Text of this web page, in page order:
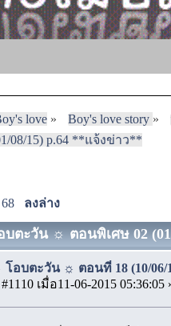
love» Boy's love story »
15) p.64 **แจ้งข่าว**
68 ลงล่าง
ะวัน ☼ ตอนพิเศษ 02
โอบตะวัน ☼ ตอนที่ 18 (10/06/
เมื่อ11-06-2015 05:36:05